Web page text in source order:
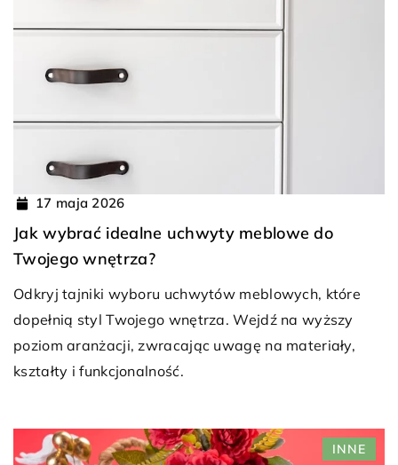
17 maja 2026
Jak wybrać idealne uchwyty meblowe do
Twojego wnętrza?
Odkryj tajniki wyboru uchwytów meblowych, które
dopełnią styl Twojego wnętrza. Wejdź na wyższy
poziom aranżacji, zwracając uwagę na materiały,
kształty i funkcjonalność.
INNE